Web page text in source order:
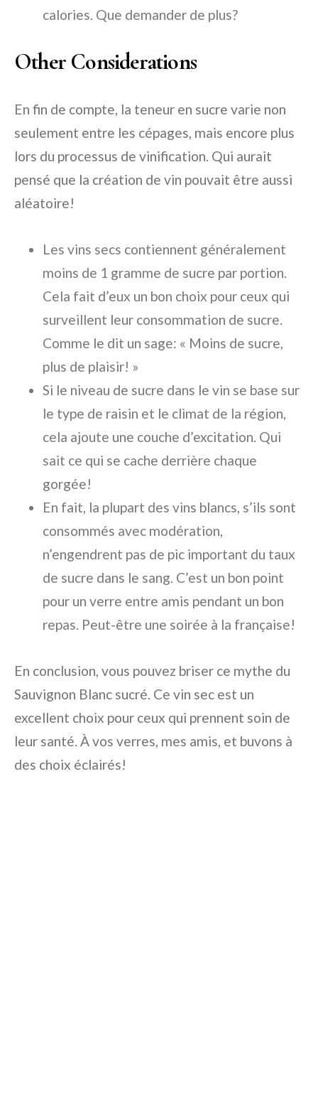
calories. Que demander de plus?
Other Considerations
En fin de compte, la teneur en sucre varie non
seulement entre les cépages, mais encore plus
lors du processus de vinification. Qui aurait
pensé que la création de vin pouvait être aussi
aléatoire!
Les vins secs contiennent généralement
moins de 1 gramme de sucre par portion.
Cela fait d’eux un bon choix pour ceux qui
surveillent leur consommation de sucre.
Comme le dit un sage: « Moins de sucre,
plus de plaisir! »
Si le niveau de sucre dans le vin se base sur
le type de raisin et le climat de la région,
cela ajoute une couche d’excitation. Qui
sait ce qui se cache derrière chaque
gorgée!
En fait, la plupart des vins blancs, s’ils sont
consommés avec modération,
n’engendrent pas de pic important du taux
de sucre dans le sang. C’est un bon point
pour un verre entre amis pendant un bon
repas. Peut-être une soirée à la française!
En conclusion, vous pouvez briser ce mythe du
Sauvignon Blanc sucré. Ce vin sec est un
excellent choix pour ceux qui prennent soin de
leur santé. À vos verres, mes amis, et buvons à
des choix éclairés!